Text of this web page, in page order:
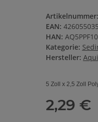
Artikelnummer:
EAN:
HAN:
Kategorie:
Hersteller:
5 Zoll x 2,5 Zoll
2,29 €